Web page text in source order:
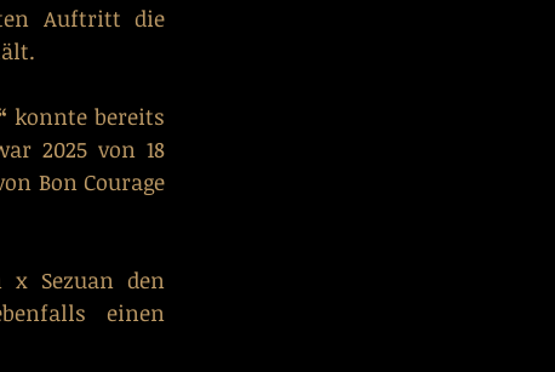
Auftritt die
konnte bereits
2025 von 18
Bon Courage
x Sezuan den
einen